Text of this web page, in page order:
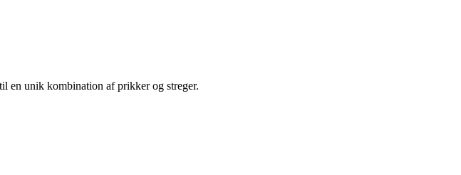
en unik kombination af prikker og streger.